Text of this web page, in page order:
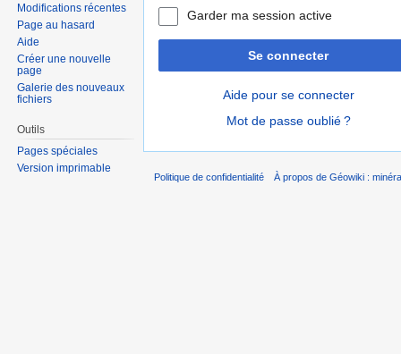
Garder ma session active
Se connecter
Aide pour se connecter
Mot de passe oublié ?
Modifications récentes
Page au hasard
Aide
Créer une nouvelle
page
Galerie des nouveaux
fichiers
Outils
Pages spéciales
Version imprimable
Politique de confidentialité À propos de Géowiki :